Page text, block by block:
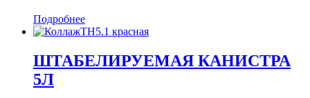
Подробнее
ШТАБЕЛИРУЕМАЯ КАНИСТРА
5Л